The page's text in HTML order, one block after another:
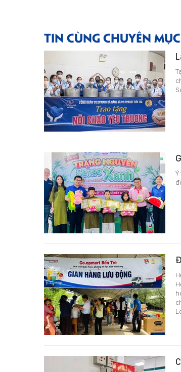
TIN CÙNG CHUYÊN MỤC